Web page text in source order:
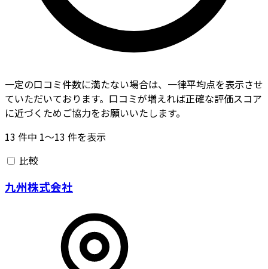
一定の口コミ件数に満たない場合は、一律平均点を表示させ
ていただいております。口コミが増えれば正確な評価スコア
に近づくためご協力をお願いいたします。
13 件中 1〜13 件を表示
比較
九州株式会社